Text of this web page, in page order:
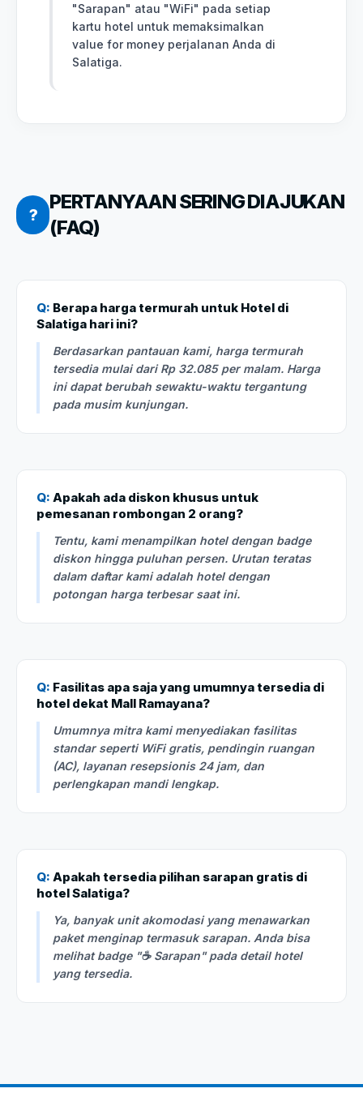
"Sarapan" atau "WiFi" pada setiap
kartu hotel untuk memaksimalkan
value for money perjalanan Anda di
Salatiga.
?
PERTANYAAN SERING DIAJUKAN
(FAQ)
Q: Berapa harga termurah untuk Hotel di
Salatiga hari ini?
Berdasarkan pantauan kami, harga termurah
tersedia mulai dari Rp 32.085 per malam. Harga
ini dapat berubah sewaktu-waktu tergantung
pada musim kunjungan.
Q: Apakah ada diskon khusus untuk
pemesanan rombongan 2 orang?
Tentu, kami menampilkan hotel dengan badge
diskon hingga puluhan persen. Urutan teratas
dalam daftar kami adalah hotel dengan
potongan harga terbesar saat ini.
Q: Fasilitas apa saja yang umumnya tersedia di
hotel dekat Mall Ramayana?
Umumnya mitra kami menyediakan fasilitas
standar seperti WiFi gratis, pendingin ruangan
(AC), layanan resepsionis 24 jam, dan
perlengkapan mandi lengkap.
Q: Apakah tersedia pilihan sarapan gratis di
hotel Salatiga?
Ya, banyak unit akomodasi yang menawarkan
paket menginap termasuk sarapan. Anda bisa
melihat badge "☕ Sarapan" pada detail hotel
yang tersedia.